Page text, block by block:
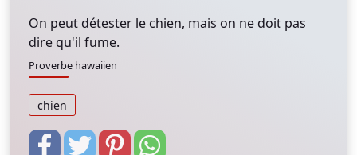
On peut détester le chien, mais on ne doit pas
dire qu'il fume.
Proverbe hawaiien
chien